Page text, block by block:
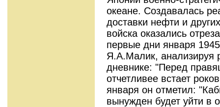
океане. Создавалась
доставки нефти и
войска оказались
первые дни января
Я.А.Малик, анализируя
дневнике: "Перед
отчетливее встает
января он отметил:
вынужден будет уйти в